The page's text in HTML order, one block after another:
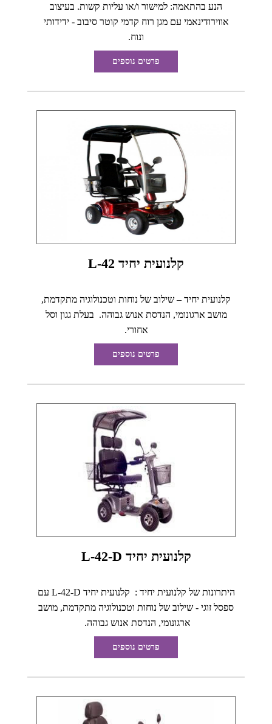
הנע בהתאמה: למישור ו/או עליות קשות. בעיצוב
אווירודינאמי עם מגן רוח קדמי קוטר סיבוב - ידידותי
ונוח.
פרטים נוספים
קלנועית יחיד L-42
קלנועית יחיד – שילוב של נוחות וטכנולוגיה מתקדמת,
מושב ארגונומי, הנדסת אנוש גבוהה. בעלת גגון וסל
אחורי.
פרטים נוספים
קלנועית יחיד L-42-D
היתרונות של קלנועית יחיד : קלנועית יחיד L-42-D עם
ספסל זוגי - שילוב של נוחות וטכנולוגיה מתקדמת, מושב
ארגונומי, הנדסת אנוש גבוהה.
פרטים נוספים